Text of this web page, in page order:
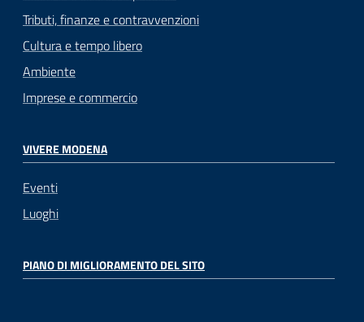
Tributi, finanze e contravvenzioni
Cultura e tempo libero
Ambiente
Imprese e commercio
VIVERE MODENA
Eventi
Luoghi
PIANO DI MIGLIORAMENTO DEL SITO